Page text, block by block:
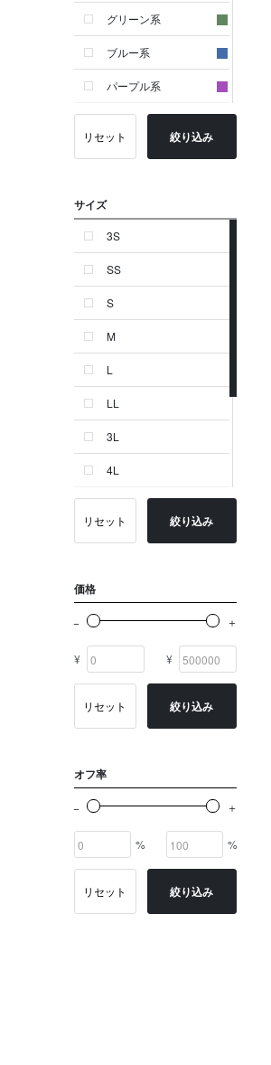
グリーン系
ブルー系
パープル系
イエロー系
オレンジ系
シルバー系
ゴールド系
その他
イニシャル
OTHERS
リセット 絞り込み
サイズ
3S
SS
S
M
L
LL
3L
4L
24.0 cm
-
リセット 絞り込み
価格
¥ ¥
リセット 絞り込み
オフ率
% %
リセット 絞り込み